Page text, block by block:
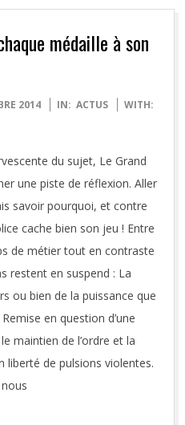
médaille à son
2014 IN: ACTUS
WITH:
du sujet, Le Grand
une piste de réflexion. Aller
savoir pourquoi, et contre
cache bien son jeu ! Entre
de métier tout en contraste
restent en suspend : La
ou bien de la puissance que
en question d’une
maintien de l’ordre et la
liberté de pulsions violentes.